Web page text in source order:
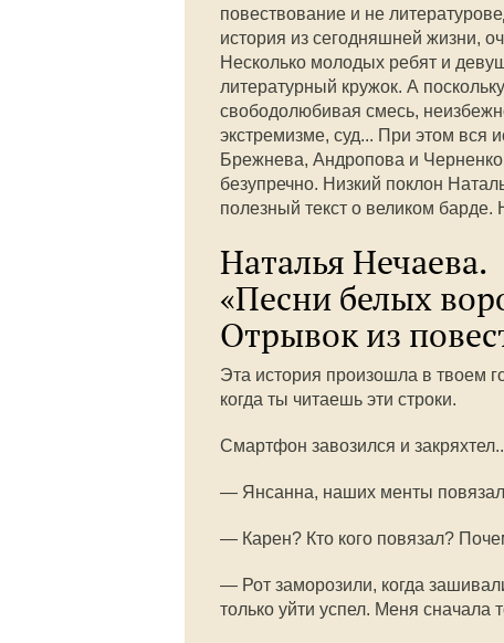
повествование и не
история из сегодняшней жизни,
Несколько молодых ребят и
литературный кружок. А
свободолюбивая смесь,
экстремизме, суд... При этом
Брежнева, Андропова и
безупречно. Низкий поклон
полезный текст о великом
Наталья Нечаева.
«Песни белых
Отрывок из
Эта история произошла в твоем
когда ты читаешь эти строки.
Смартфон завозился и закряхтел..
— Янсанна, наших менты
— Карен? Кто кого повязал?
— Рот заморозили, когда
только уйти успел. Меня